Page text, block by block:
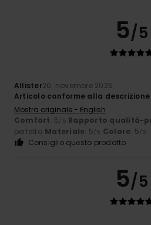
5/5
Allister20. novembre 2025
Articolo conforme alla descrizione
Mostra originale - English
Comfort: 5/5 Rapporto qualità-
perfetta Materiale: 5/5 Colore: 5/5
Consiglio questo prodotto
5/5